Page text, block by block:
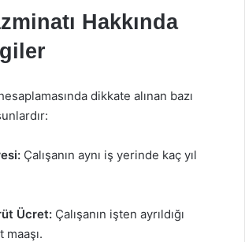
Hakkında
dikkate alınan bazı
Çalışanın aynı iş yerinde kaç yıl
Ücret: Çalışanın işten ayrıldığı